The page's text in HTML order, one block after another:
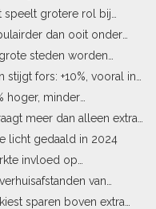
speelt grotere rol bij
dan ooit onder
steden worden
fors: +10%, vooral in
hoger, minder
meer dan alleen extra
licht gedaald in 2024
invloed op
van
sparen boven extra